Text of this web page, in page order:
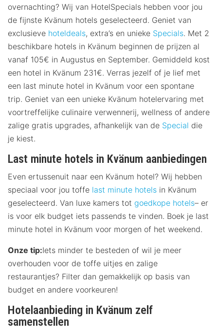
overnachting? Wij van HotelSpecials hebben voor jou
de fijnste Kvänum hotels geselecteerd. Geniet van
exclusieve hoteldeals, extra’s en unieke Specials. Met 2
beschikbare hotels in Kvänum beginnen de prijzen al
vanaf 105€ in Augustus en September. Gemiddeld kost
een hotel in Kvänum 231€. Verras jezelf of je lief met
een last minute hotel in Kvänum voor een spontane
trip. Geniet van een unieke Kvänum hotelervaring met
voortreffelijke culinaire verwennerij, wellness of andere
zalige gratis upgrades, afhankelijk van de Special die
je kiest.
Last minute hotels in Kvänum aanbiedingen
Even ertussenuit naar een Kvänum hotel? Wij hebben
speciaal voor jou toffe last minute hotels in Kvänum
geselecteerd. Van luxe kamers tot goedkope hotels– er
is voor elk budget iets passends te vinden. Boek je last
minute hotel in Kvänum voor morgen of het weekend.
Onze tip:Iets minder te besteden of wil je meer
overhouden voor de toffe uitjes en zalige
restaurantjes? Filter dan gemakkelijk op basis van
budget en andere voorkeuren!
Hotelaanbieding in Kvänum zelf
samenstellen